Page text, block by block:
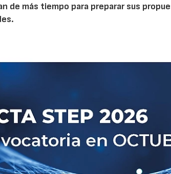
de más tiempo para preparar sus